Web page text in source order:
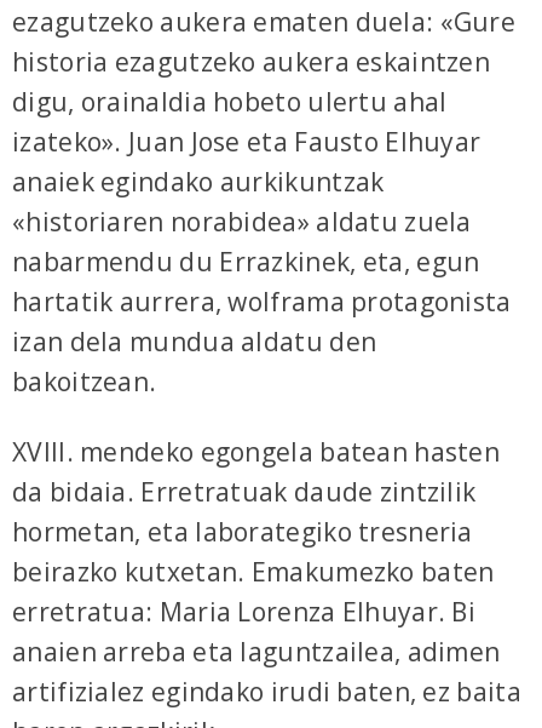
ezagutzeko aukera ematen duela: «Gure
historia ezagutzeko aukera eskaintzen
digu, orainaldia hobeto ulertu ahal
izateko». Juan Jose eta Fausto Elhuyar
anaiek egindako aurkikuntzak
«historiaren norabidea» aldatu zuela
nabarmendu du Errazkinek, eta, egun
hartatik aurrera, wolframa protagonista
izan dela mundua aldatu den
bakoitzean.
XVIII. mendeko egongela batean hasten
da bidaia. Erretratuak daude zintzilik
hormetan, eta laborategiko tresneria
beirazko kutxetan. Emakumezko baten
erretratua: Maria Lorenza Elhuyar. Bi
anaien arreba eta laguntzailea, adimen
artifizialez egindako irudi baten, ez baita